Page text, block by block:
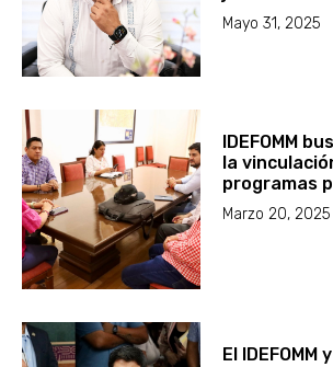
Mayo 31, 2025
IDEFOMM
la
programas
Marzo 20, 2025
El